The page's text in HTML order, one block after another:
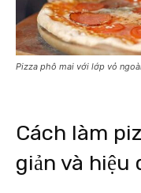
Pizza phô mai với lớp vỏ
Cách làm
giản và hiệu